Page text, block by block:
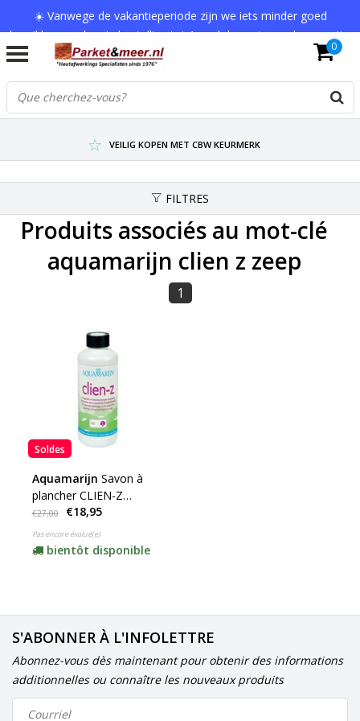
☀️ Vanwege de vakantieperiode zijn we iets minder goed
bereikbaar en kan je bestelling tot 1 werkdag extra onderweg zijn.
Bedankt voor je begrip!
VERZENDKOSTEN € 7,95 (GRATIS VA €75,-)
SCHERPSTE PRIJZEN TOT WEL 75% KORTING !
VEILIG KOPEN MET CBW KEURMERK
0
FILTRES
Produits associés au mot-clé
aquamarijn clien z zeep
1
Soldes
Aquamarijn Savon à
plancher CLIEN-Z
Naturel ***(sera
remplacé par le savon à
plancher Royl)
€27,00 €18,95
Pas encore évalué(e)
bientôt disponible
S'ABONNER À L'INFOLETTRE
Abonnez-vous dès maintenant pour obtenir des informations
additionnelles ou connaître les nouveaux produits